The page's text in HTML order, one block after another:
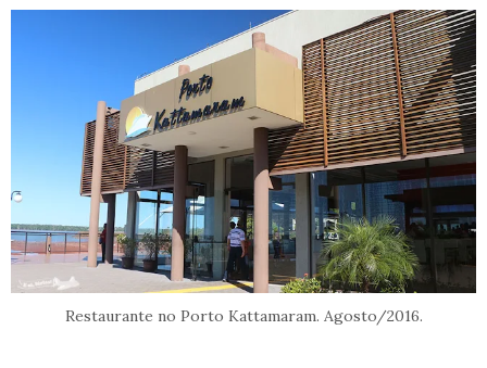
Restaurante no Porto Kattamaram. Agosto/2016.